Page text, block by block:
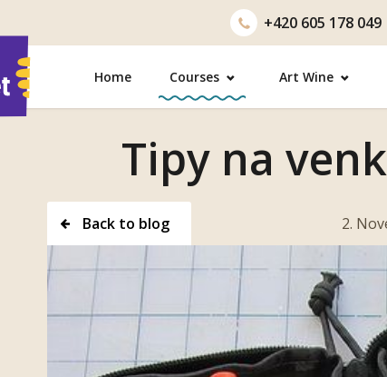
+420 605 178 049
Home Courses Art Wine
Tipy na
2.
Back to blog